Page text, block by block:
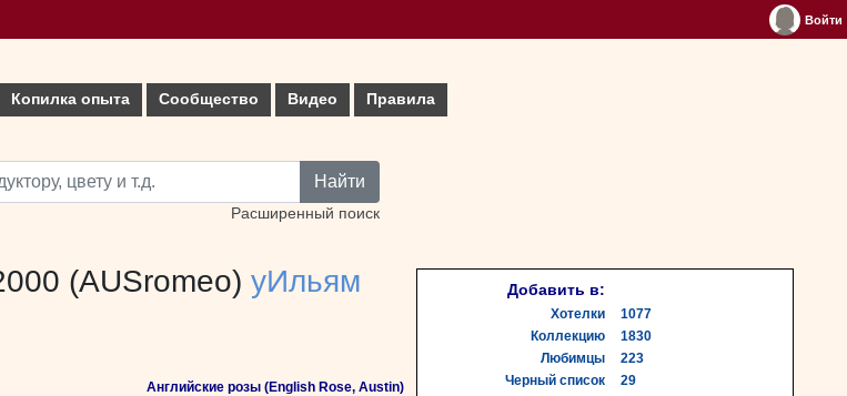
Войти
Копилка опыта Сообщество Видео Правила
Найти
Расширенный поиск
(AUSromeo) уИльям
Английские розы (English Rose, Austin)
Добавить в:
Хотелки
1077
Коллекцию
1830
Любимцы
223
Черный список
29